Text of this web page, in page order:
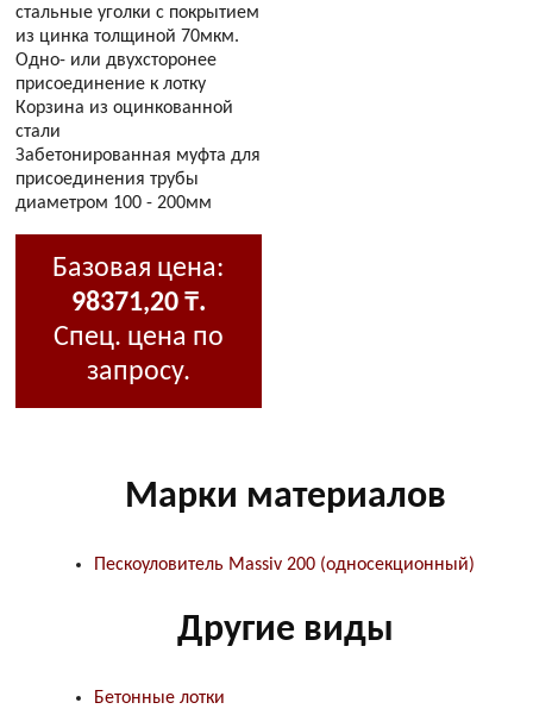
стальные уголки с покрытием
из цинка толщиной 70мкм.
Одно- или двухсторонее
присоединение к лотку
Корзина из оцинкованной
стали
Забетонированная муфта для
присоединения трубы
диаметром 100 - 200мм
Базовая цена:
98371,20 ₸.
Спец. цена по
запросу.
Марки материалов
Пескоуловитель Massiv 200 (односекционный)
Другие виды
Бетонные лотки